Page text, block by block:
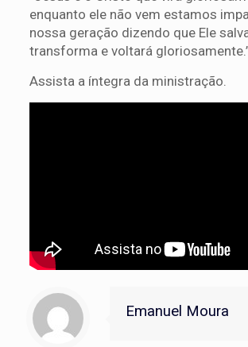
enquanto ele não vem estamos
nossa geração dizendo que Ele
transforma e voltará
Assista a íntegra da ministração.
Emanuel Moura